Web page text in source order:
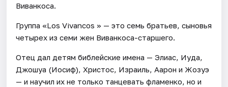
Виванкоса.
Группа «Los Vivancos » — это семь братьев, сыновья
четырех из семи жен Виванкоса-старшего.
Отец дал детям библейские имена — Элиас, Иуда,
Джошуа (Иосиф), Христос, Израиль, Аарон и Жозуэ
— и научил их не только танцевать фламенко, но и